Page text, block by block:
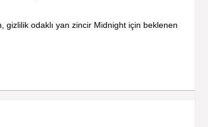
odaklı yan zincir Midnight için beklenen